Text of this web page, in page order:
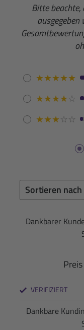
Bitte
ausgegeben
★★★★★
★★★★☆
★★★☆☆
Dankbarer
VERIFIZIERT
Dankbare